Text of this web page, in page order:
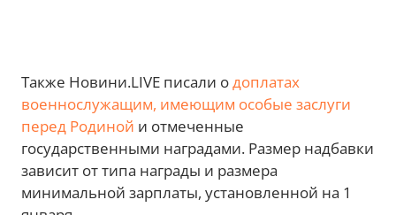
Также Новини.LIVE писали о доплатах
военнослужащим, имеющим особые заслуги
перед Родиной и отмеченные
государственными наградами. Размер надбавки
зависит от типа награды и размера
минимальной зарплаты, установленной на 1